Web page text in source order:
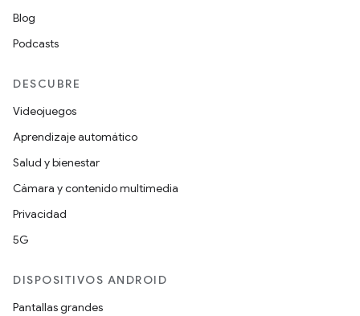
Blog
Podcasts
DESCUBRE
Videojuegos
Aprendizaje automático
Salud y bienestar
Cámara y contenido multimedia
Privacidad
5G
DISPOSITIVOS ANDROID
Pantallas grandes